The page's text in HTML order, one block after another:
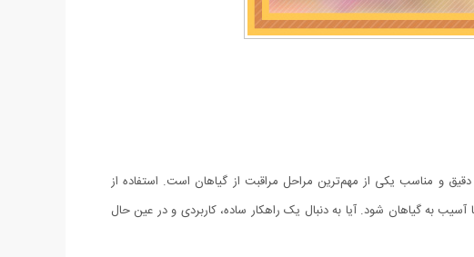
دقیق و مناسب یکی از مهم‌ترین مراحل مراقبت از گیاهان است. استفاده از
به گیاهان شود. آیا به دنبال یک راهکار ساده، کاربردی و در عین حال